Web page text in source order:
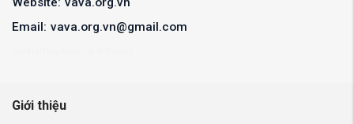
Email: vava.org.vn@gmail.com
Giới thiệu